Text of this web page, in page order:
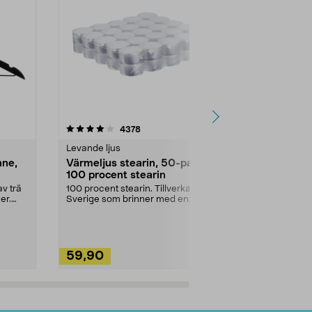
trä
4378recensioner
Levande ljus
Värmeljus stearin, 50-pack,
100 procent stearin
100 procent stearin. Tillverkade i
Sverige som brinner med en
59,90
4.5av 5 stjärnor